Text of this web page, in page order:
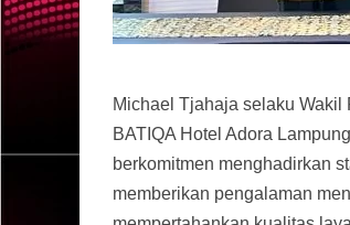
Michael Tjahaja selaku
BATIQA Hotel Adora
berkomitmen menghadirkan
memberikan pengalaman